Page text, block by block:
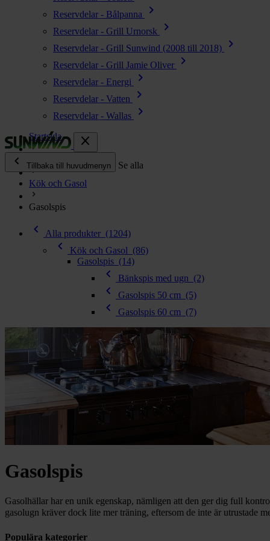
Reservdelar - Bålpanna chevron_right
Reservdelar - Grill Urnorsk chevron_right
Reservdelar - Grill Sunwind (2008 till 2018) chevron_right
Reservdelar - Grill Jamie Oliver chevron_right
Reservdelar - Energi chevron_right
Reservdelar - Vatten chevron_right
Reservdelar - Wallas
chevron_right
close
chevron_left
Tillbaka till huvudmenyn Se alla
Energi chevron_right
Värme chevron_right
Vatten chevron_right
chevron_right
Reservdelar
Startsida
Kök och Gasol
Gasolspis
chevron_left Alla produkter (1204)
chevron_left Kök och Gasol (86)
Gasolspis (14)
chevron_left Bänkspis med ugn (2)
chevron_left Gasolspis 50 cm (5)
chevron_left Gasolspis 60 cm (7)
Gasolspis
Gasolhällar har en unik egenskap, nämligen att den ger dig full
gasolugn kräver dock lite mer träning, eftersom de inte är utrustade
Populära kategorier